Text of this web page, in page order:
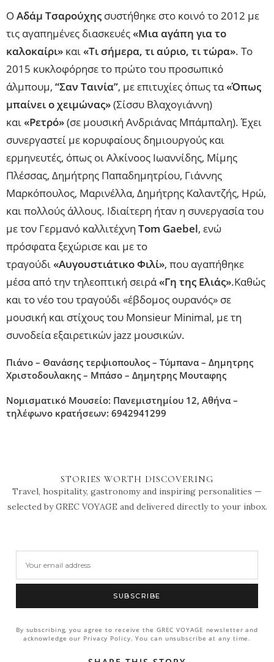
ΟΑδάμ Τσαρούχης συστήθηκε στο κοινό το 2012 με
τις αγαπημένες διασκευές«Μια αγάπη για το
καλοκαίρι» και«Τι σήμερα, τι αύριο, τι τώρα». Το
2015 κυκλοφόρησε το πρώτο του προσωπικό
άλμπουμ, “Σαν Ταινία”, με επιτυχίες όπως τα«Όπως
μπαίνει ο χειμώνας»(Σίσσυ Βλαχογιάννη)
και«Ρετρό»(σε μουσική Ανδριάνας Μπάμπαλη). Έχει
συνεργαστεί με κορυφαίους δημιουργούς και
ερμηνευτές, όπως οι Αλκίνοος Ιωαννίδης, Μίμης
Πλέσσας, Δημήτρης Παπαδημητρίου, Γιάννης
Μαρκόπουλος, Μαρινέλλα, Δημήτρης Καλαντζής, Ηρώ,
και πολλούς άλλους. Ιδιαίτερη ήταν η συνεργασία του
με τον Γερμανό καλλιτέχνη Tom Gaebel, ενώ
πρόσφατα ξεχώρισε και με το
τραγούδι«Αυγουστιάτικο Φιλί», που αγαπήθηκε
μέσα από την τηλεοπτική σειρά«Γη της Ελιάς».Καθώς
και το νέο του τραγούδι «έβδομος ουρανός» σε
μουσική και στίχους του Monsieur Minimal, με τη
συνοδεία εξαιρετικών jazz μουσικών.
Πιάνο – Θανάσης τερψιοπουλος – Τύμπανα – Δημητρης
Χριστοδουλακης – Μπάσο – Δημητρης Μουταφης
Νομισματικό Μουσείο: Πανεμιστημίου 12, Αθήνα –
τηλέφωνο κρατήσεων: 6942941299
STORIES WORTH DISCOVERING
Travel, hospitality, gastronomy and inspiring personalities —
selected by GREC VOYAGE and delivered directly to your inbox.
SUBSCRIBE
By subscribing, you agree to receive the GREC VOYAGE newsletter and
acknowledge our Privacy Policy. You can unsubscribe at any time.